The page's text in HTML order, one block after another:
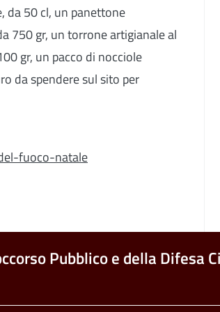
da 50 cl, un panettone
750 gr, un torrone artigianale al
gr, un pacco di nocciole
da spendere sul sito per
fuoco-natale
Pubblico e della Difesa